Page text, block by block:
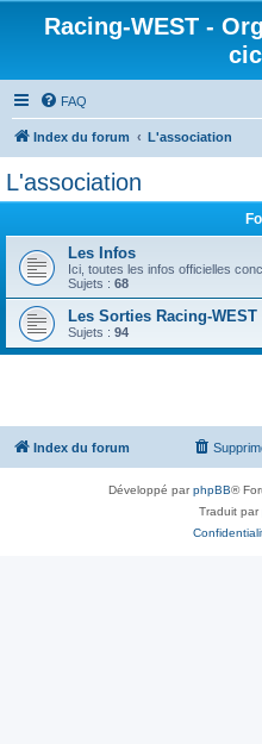
Racing-WEST -
FAQ
Index du forum L'association
L'association
Les Infos
Ici, toutes les infos officielles
Sujets : 68
Les Sorties Racing-WEST
Sujets : 94
Index du forum
Développé parphpBB®
Traduit par